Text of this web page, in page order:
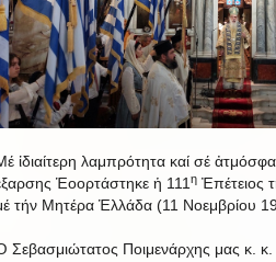
ἰδιαίτερη λαμπρότητα καί σέ
Ἑοορτάστηκε ἡ 111 η Ἐπέτειος
τήν Μητέρα Ἑλλάδα (11 Νοεμβρίου
Σεβασμιώτατος Ποιμενάρχης μας κ. κ.